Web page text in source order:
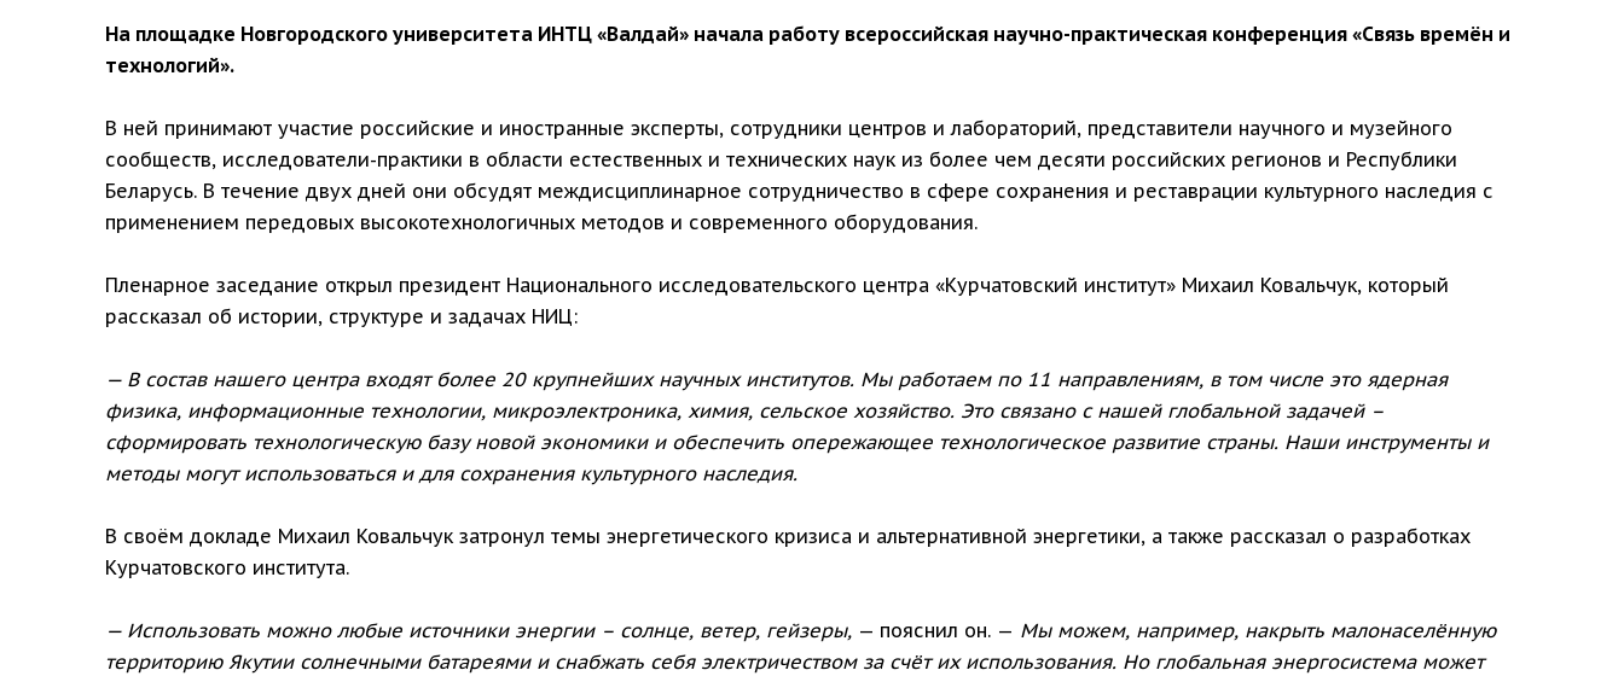
На площадке Новгородского университета ИНТЦ «Валдай» начала работу всероссийская научно-практическая конференция «Связь времён и
технологий».
В ней принимают участие российские и иностранные эксперты, сотрудники центров и лабораторий, представители научного и музейного
сообществ, исследователи-практики в области естественных и технических наук из более чем десяти российских регионов и Республики
Беларусь. В течение двух дней они обсудят междисциплинарное сотрудничество в сфере сохранения и реставрации культурного наследия с
применением передовых высокотехнологичных методов и современного оборудования.
Пленарное заседание открыл президент Национального исследовательского центра «Курчатовский институт» Михаил Ковальчук, который
рассказал об истории, структуре и задачах НИЦ:
— В состав нашего центра входят более 20 крупнейших научных институтов. Мы работаем по 11 направлениям, в том числе это ядерная
физика, информационные технологии, микроэлектроника, химия, сельское хозяйство. Это связано с нашей глобальной задачей –
сформировать технологическую базу новой экономики и обеспечить опережающее технологическое развитие страны. Наши инструменты и
методы могут использоваться и для сохранения культурного наследия.
В своём докладе Михаил Ковальчук затронул темы энергетического кризиса и альтернативной энергетики, а также рассказал о разработках
Курчатовского института.
— Использовать можно любые источники энергии – солнце, ветер, гейзеры, — пояснил он. — Мы можем, например, накрыть малонаселённую
территорию Якутии солнечными батареями и снабжать себя электричеством за счёт их использования. Но глобальная энергосистема может